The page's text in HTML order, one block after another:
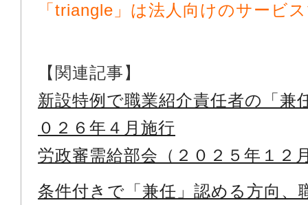
「triangle」は法人向けのサービ
【関連記事】
新設特例で職業紹介責任者の「兼
０２６年４月施行
労政審需給部会（２０２５年１２
条件付きで「兼任」認める方向、